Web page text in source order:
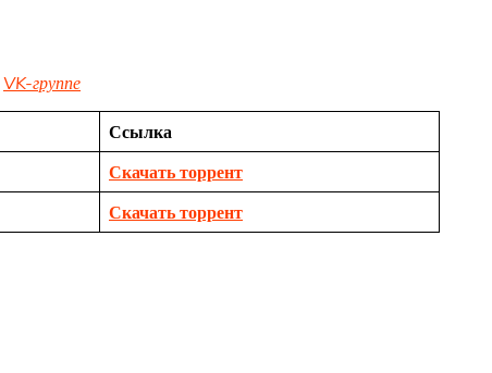
VK-группе
Ссылка
Скачать торрент
Скачать торрент